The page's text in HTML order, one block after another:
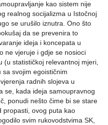
kao sistem nije
realnog socijalizma u Istočnoj
se urušilo iznutra. Ono što
da se prevenira to
ideja i koncepata u
ne vjeruje i gdje se nosioci
(u statističkoj relevantnoj mjeri,
sa svojim egoističnim
radnih slojeva u
se, kada ideja samoupravnog
ponudi nešto čime bi se stare
propasti, ovog puta kao
svim rukovodstvima SK,